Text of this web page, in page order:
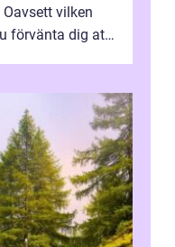
vilken
förvänta dig att